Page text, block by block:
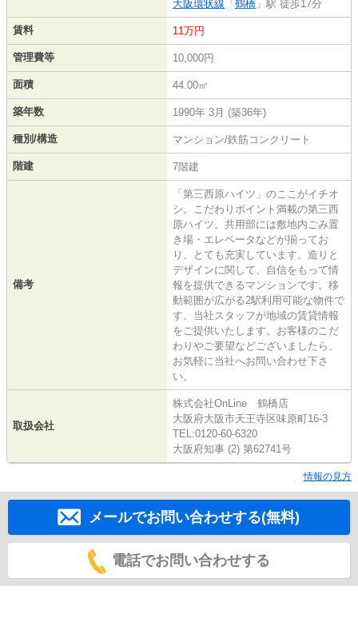
大阪環状線 「 鶴橋 」駅 徒歩17分
賃料 11万円
管理費等 10,000円
面積 44.00㎡
築年数 1990年 3月 (築36年)
種別/構造 マンション/鉄筋コンクリート
階建 7階建
備考
「第三西原ハイツ」のここがイチオ
シ。こだわりポイント満載の第三西
原ハイツ。共用部には敷地内ごみ置
き場・エレベータなどが揃ってお
り、とても充実しています。造りと
デザインに関して、自信をもって情
報を提供できるマンションです。移
動範囲が広がる2駅利用可能な物件で
す。当社スタッフが地域の賃貸情報
をご提供いたします。お客様のこだ
わりやご要望などございましたら、
お気軽に当社へお問い合わせ下さ
い。
取扱会社
株式会社OnLine 鶴橋店
大阪府大阪市天王寺区味原町16-3
TEL:0120-60-6320
大阪府知事 (2) 第62741号
情報の見方
メールでお問い合わせする(無料)
電話でお問い合わせする